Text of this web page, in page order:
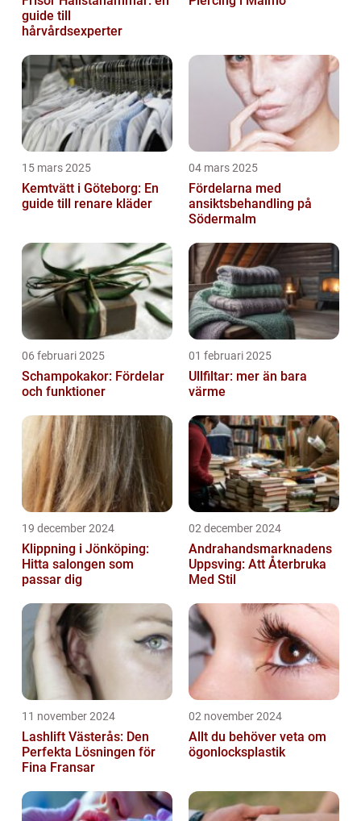
guide till
hårvårdsexperter
15 mars 2025
Kemtvätt i Göteborg: En
guide till renare kläder
04 mars 2025
Fördelarna med
ansiktsbehandling på
Södermalm
06 februari 2025
Schampokakor: Fördelar
och funktioner
01 februari 2025
Ullfiltar: mer än bara
värme
19 december 2024
Klippning i Jönköping:
Hitta salongen som
passar dig
02 december 2024
Andrahandsmarknadens
Uppsving: Att Återbruka
Med Stil
11 november 2024
Lashlift Västerås: Den
Perfekta Lösningen för
Fina Fransar
02 november 2024
Allt du behöver veta om
ögonlocksplastik